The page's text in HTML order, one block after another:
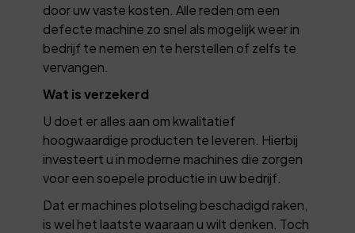
door uw vaste kosten. Alle reden om een
defecte machine zo snel als mogelijk weer in
bedrijf te nemen en te herstellen of zelfs te
vervangen.
Wat is verzekerd
U doet er alles aan om kwalitatief
hoogwaardige producten te leveren. Hierbij
investeert u in moderne machines die zorgen
voor een soepele productie in uw bedrijf.
Dat er machines plotseling beschadigd raken,
is wel het laatste waaraan u wilt denken. Toch